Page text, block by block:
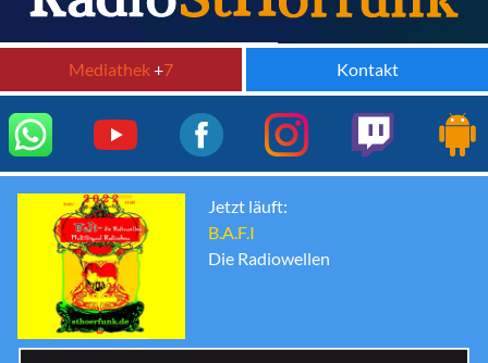
Mediathek+7 Kontakt
Jetzt läuft:
B.A.F.I
Die Radiowellen